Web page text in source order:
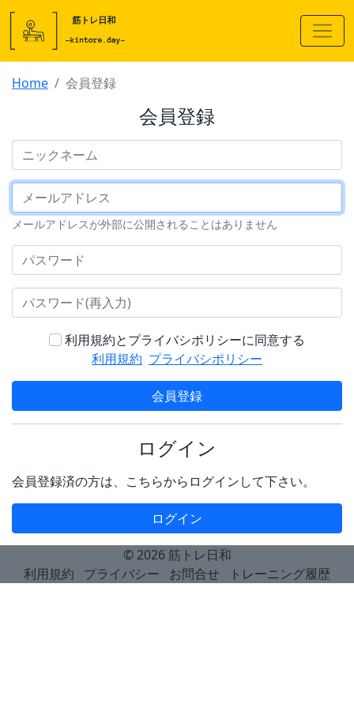
Home 会員登録
会員登録
メールアドレスが外部に公開されることはありません
利用規約とプライバシポリシーに同意する
利用規約 プライバシポリシー
会員登録
ログイン
会員登録済の方は、こちらからログインして下さい。
ログイン
© 2026 筋トレ日和
利用規約
プライバシー お問合せ トレーニング履歴